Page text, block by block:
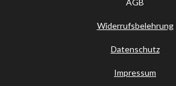
AGB
Widerrufsbelehrung
Datenschutz
Impressum